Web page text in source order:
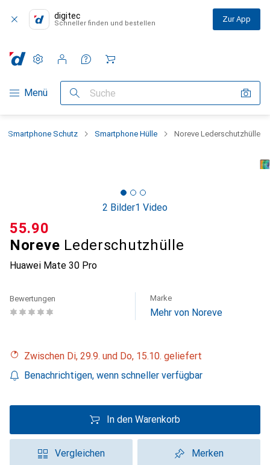
digitec
Schneller finden und bestellen Zur App
Navigation nach Kategorien
Menü Suche
Einstellungen
Kundenkonto
Vergleichslisten
Merklisten
Warenkorb
Smartphone Schutz Smartphone Hülle Noreve Lederschutzhülle
2 Bilder1 Video
Noreve Lederschutzhülle
Huawei Mate 30 Pro
CHF
55.90
Bewertungen Marke
Mehr von Noreve
Zwischen Di, 29.9. und Do, 15.10. geliefert
Benachrichtigen, wenn schneller verfügbar
In den Warenkorb
Vergleichen Merken